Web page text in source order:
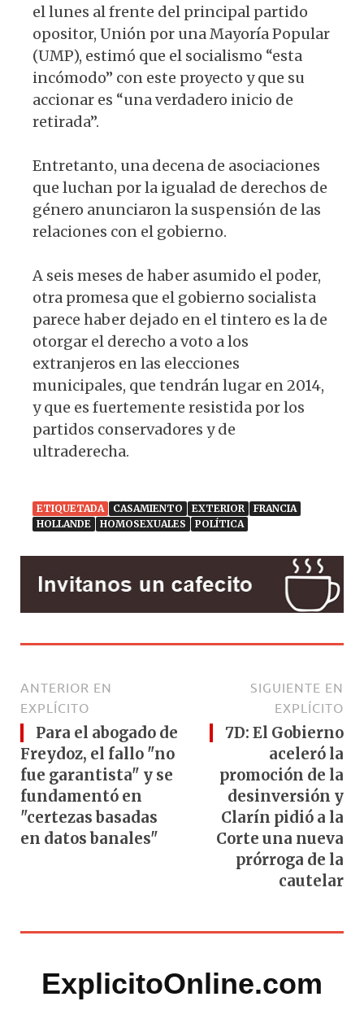
el lunes al frente del principal partido
opositor, Unión por una Mayoría Popular
(UMP), estimó que el socialismo “esta
incómodo” con este proyecto y que su
accionar es “una verdadero inicio de
retirada”.
Entretanto, una decena de asociaciones
que luchan por la igualad de derechos de
género anunciaron la suspensión de las
relaciones con el gobierno.
A seis meses de haber asumido el poder,
otra promesa que el gobierno socialista
parece haber dejado en el tintero es la de
otorgar el derecho a voto a los
extranjeros en las elecciones
municipales, que tendrán lugar en 2014,
y que es fuertemente resistida por los
partidos conservadores y de
ultraderecha.
ETIQUETADA CASAMIENTO EXTERIOR
FRANCIA
HOLLANDE
HOMOSEXUALES POLÍTICA
ANTERIOR EN
EXPLÍCITO
Para el abogado de
Freydoz, el fallo "no
fue garantista" y se
fundamentó en
"certezas basadas
en datos banales"
SIGUIENTE EN
EXPLÍCITO
7D: El Gobierno
aceleró la
promoción de la
desinversión y
Clarín pidió a la
Corte una nueva
prórroga de la
cautelar
ExplicitoOnline.com